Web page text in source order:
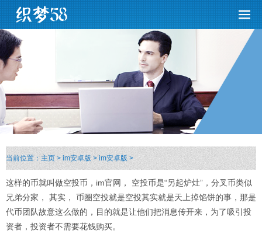
当前位置：主页 > im安卓版>im安卓版 >
这样的币就叫做空投币，im官网， 空投币是“另起炉灶”，分叉币类似
兄弟分家， 其实， 币圈空投就是空投其实就是天上掉馅饼的事，那是
代币团队故意这么做的，目的就是让他们把消息传开来，为了吸引投
资者，投资者不需要花钱购买。